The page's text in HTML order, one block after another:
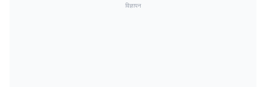
विज्ञापन